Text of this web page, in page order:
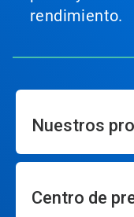
rendimiento.
Nuestros
Centro de